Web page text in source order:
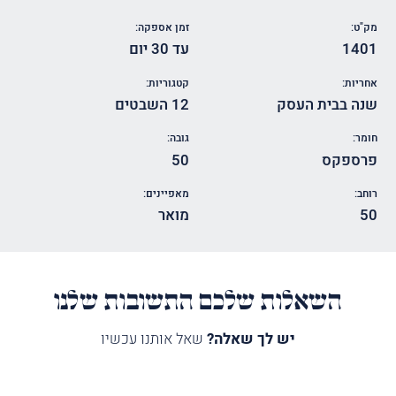
מק"ט:
1401
זמן אספקה:
עד 30 יום
אחריות:
שנה בבית העסק
קטגוריות:
12 השבטים
חומר:
פרספקס
גובה:
50
רוחב:
50
מאפיינים:
מואר
השאלות שלכם התשובות שלנו
יש לך שאלה? שאל אותנו עכשיו